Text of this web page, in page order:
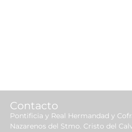
Contacto
Pontificia y Real Hermandad y
Nazarenos del Stmo. Cristo del